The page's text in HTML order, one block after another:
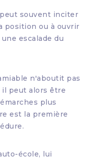
souvent inciter
position ou à ouvrir
escalade du
n'aboutit pas
il peut alors être
plus
est la première
école, lui